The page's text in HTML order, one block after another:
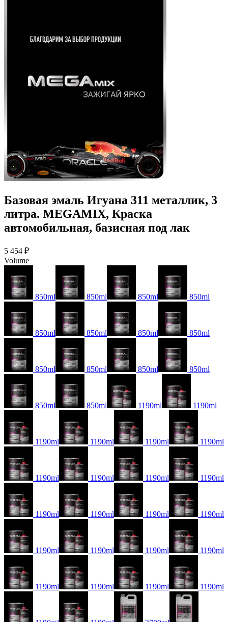
Базовая эмаль Игуана 311 металлик, 3
литра. MEGAMIX, Краска
автомобильная, базисная под лак
5 454 ₽
Volume
850ml 850ml 850ml 850ml
850ml 850ml 850ml 850ml
850ml 850ml 850ml 850ml
850ml 850ml 1190ml 1190ml
1190ml 1190ml 1190ml 1190ml
1190ml 1190ml 1190ml 1190ml
1190ml 1190ml 1190ml 1190ml
1190ml 1190ml 1190ml 1190ml
1190ml 1190ml 1190ml 1190ml